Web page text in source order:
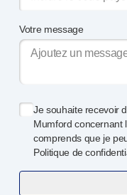
Innovate UK
Actualités
Événements
A propos de nous
Contactez-
Notre histoire
Votre message
Je souhaite recevoir
Mumford concernant
comprends que je
Politique de